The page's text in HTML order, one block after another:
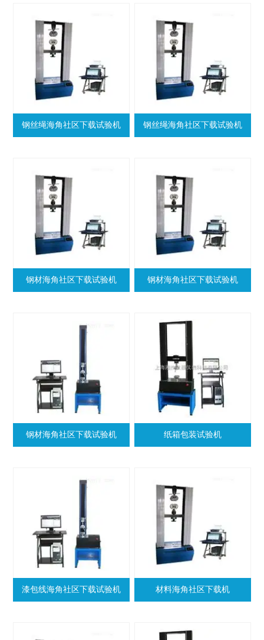
钢丝绳海角社区下载试验机 钢丝绳海角社区下载试验机
钢材海角社区下载试验机 钢材海角社区下载试验机
钢材海角社区下载试验机 纸箱包装试验机
漆包线海角社区下载试验机 材料海角社区下载机